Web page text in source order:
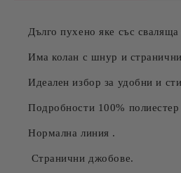
Дълго пухено яке със
Има колан с шнур и
Идеален избор за удобни и
Подробности 100% полиестер
Нормална линия .
Странични джобове.